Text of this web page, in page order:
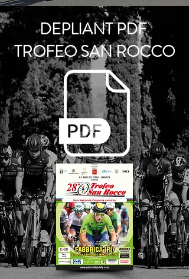
DEPLIANT PDF
TROFEO SAN ROCCO